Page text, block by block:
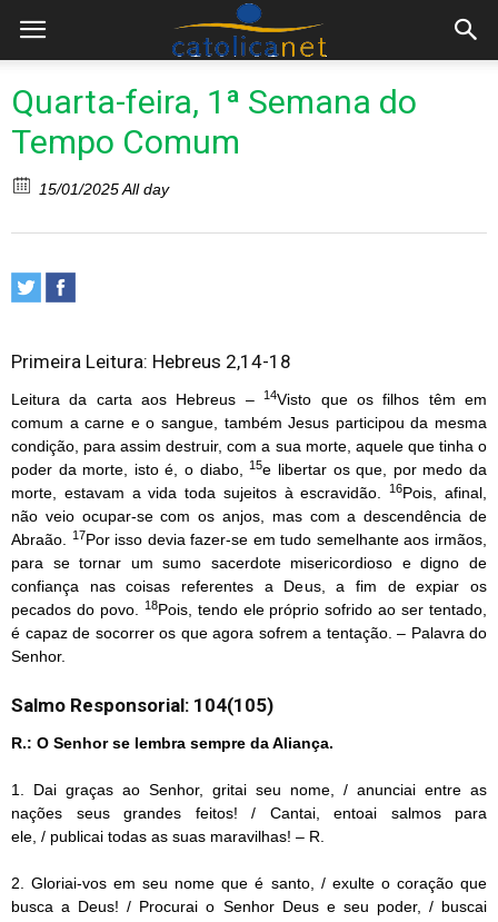
Quarta-feira, 1ª Semana do
Tempo Comum
15/01/2025 All day
Primeira Leitura: Hebreus 2,14-18
Leitura da carta aos Hebreus –14Visto que os filhos têm em
comum a carne e o sangue, também Jesus participou da mesma
condição, para assim destruir, com a sua morte, aquele que tinha o
poder da morte, isto é, o diabo,15e libertar os que, por medo da
morte, estavam a vida toda sujeitos à escravidão.16Pois, afinal,
não veio ocupar-se com os anjos, mas com a descendência de
Abraão.
17Por isso devia fazer-se em tudo semelhante aos irmãos,
para se tornar um sumo sacerdote misericordioso e digno de
confiança nas coisas referentes a Deus, a fim de expiar os
pecados do povo.
18Pois, tendo ele próprio sofrido ao ser tentado,
é capaz de socorrer os que agora sofrem a tentação. – Palavra do
Senhor.
Salmo Responsorial: 104(105)
R.: O Senhor se lembra sempre da Aliança.
1. Dai graças ao Senhor, gritai seu nome, / anunciai entre as
nações seus grandes feitos! / Cantai, entoai salmos para
ele, / publicai todas as suas maravilhas! – R.
2. Gloriai-vos em seu nome que é santo, / exulte o coração que
busca a Deus! / Procurai o Senhor Deus e seu poder, / buscai